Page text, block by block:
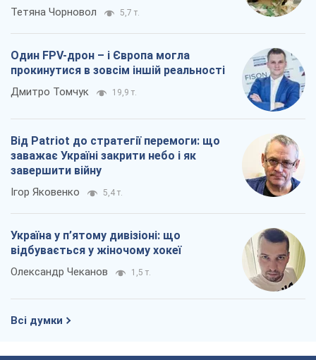
Тетяна Чорновол 5,7 т.
Один FPV-дрон – і Європа могла
прокинутися в зовсім іншій реальності
Дмитро Томчук 19,9 т.
Від Patriot до стратегії перемоги: що
заважає Україні закрити небо і як
завершити війну
Ігор Яковенко 5,4 т.
Україна у п’ятому дивізіоні: що
відбувається у жіночому хокеї
Олександр Чеканов 1,5 т.
Всі думки